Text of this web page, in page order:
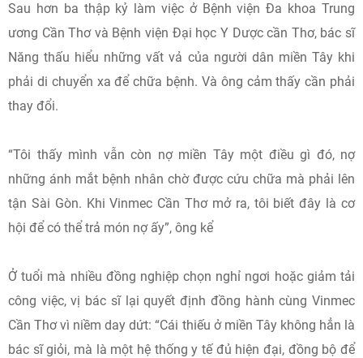
Sau hơn ba thập kỷ làm việc ở Bệnh viện Đa khoa Trung
ương Cần Thơ và Bệnh viện Đại học Y Dược cần Thơ, bác sĩ
Năng thấu hiểu những vất vả của người dân miền Tây khi
phải di chuyển xa để chữa bệnh. Và ông cảm thấy cần phải
thay đổi.
“Tôi thấy mình vẫn còn nợ miền Tây một điều gì đó, nợ
những ánh mắt bệnh nhân chờ được cứu chữa mà phải lên
tận Sài Gòn. Khi Vinmec Cần Thơ mở ra, tôi biết đây là cơ
hội để có thể trả món nợ ấy”, ông kể
Ở tuổi mà nhiều đồng nghiệp chọn nghỉ ngơi hoặc giảm tải
công việc, vị bác sĩ lại quyết định đồng hành cùng Vinmec
Cần Thơ vì niềm day dứt: “Cái thiếu ở miền Tây không hẳn là
bác sĩ giỏi, mà là một hệ thống y tế đủ hiện đại, đồng bộ để